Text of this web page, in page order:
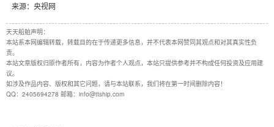
来源：央视网
天天船舶声明：
本站系本网编辑转载，转载目的在于传递更多信息，并不代表本网赞同其观点和对其真实性负
责。
本站文章版权归原作者所有，内容为作者个人观点，本站只提供参考并不构成任何投资及应用建
议。
如涉及作品内容、版权和其它问题，请与本站联系，我们将在第一时间删除内容！
QQ：2405694278 邮箱：info@ttship.com